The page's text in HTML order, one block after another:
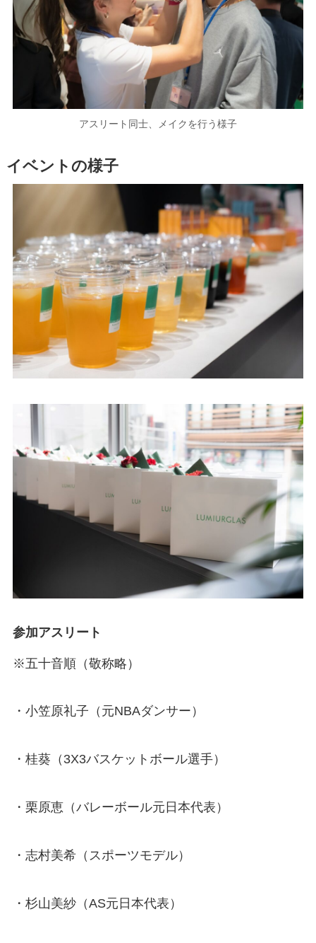
アスリート同士、メイクを行う様子
イベントの様子
参加アスリート
※五十音順（敬称略）
・小笠原礼子（元NBAダンサー）
・桂葵（3X3バスケットボール選手）
・栗原恵（バレーボール元日本代表）
・志村美希（スポーツモデル）
・杉山美紗（AS元日本代表）